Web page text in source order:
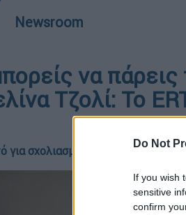
Do Not
If you wish
sensitive
confirm
Newsroom
να
Τζολί: Το
για σχολιασμό